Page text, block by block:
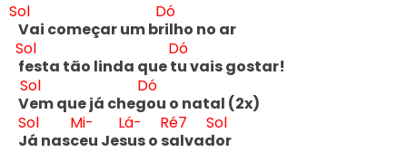
Sol
Vai começar um br
Dó
ilho no ar
f
Sol
esta tão linda que t
Dó
u vais gostar!
V
Sol
em que já cheg
Dó
ou o natal (2x)
J
Sol
á nasc
Mi-
eu Jes
Lá-
us o s
Ré7
alvad
Sol
or